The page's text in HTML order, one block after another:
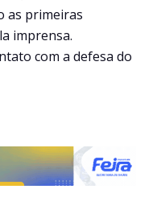
as primeiras
imprensa.
com a defesa do